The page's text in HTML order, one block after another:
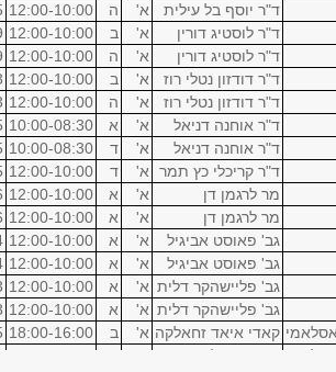
ד"ר יוסף בל עילית א' ה 12:00-10:00
ד"ר לוסטיג דורין א' ב 12:00-10:00
ד"ר לוסטיג דורין א' ה 12:00-10:00
ד"ר דודזון נטלי רוז א' ב 12:00-10:00
ד"ר דודזון נטלי רוז א' ה 12:00-10:00
ד"ר אוחנה דניאל א' א 10:00-08:30
ד"ר אוחנה דניאל א' ד 10:00-08:30
ד"ר קריכלי כץ תמר א' ד 12:00-10:00
מר לרגמן דן א' א 12:00-10:00
מר לרגמן דן א' א 12:00-10:00
גב' פאוסט אביגיל א' א 12:00-10:00
גב' פאוסט אביגיל א' א 12:00-10:00
גב' פליישהקר דלית א' א 12:00-10:00
גב' פליישהקר דלית א' א 12:00-10:00
קאדי איאד זחאלקה א' ב 18:00-16:00
ד"ר קופר לוי